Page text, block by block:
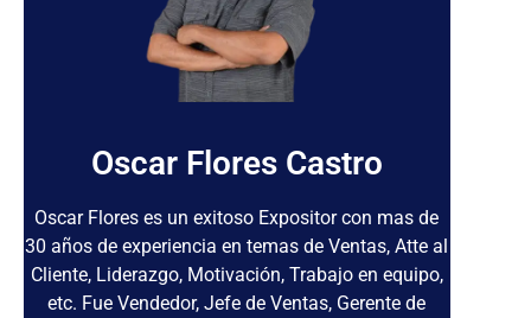
Oscar Flores Castro
Oscar Flores es un exitoso Expositor con mas de
30 años de experiencia en temas de Ventas, Atte al
Cliente, Liderazgo, Motivación, Trabajo en equipo,
etc. Fue Vendedor, Jefe de Ventas, Gerente de